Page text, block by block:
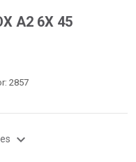
A2 6X 45
2857
expand_more